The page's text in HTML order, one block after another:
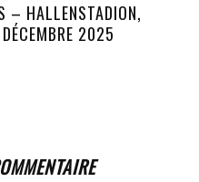
– HALLENSTADION,
2025